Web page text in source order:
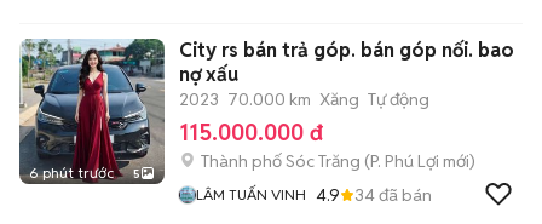
6 phút trước 5
City rs bán trả góp. bán góp nối. bao
nợ xấu
2023 70.000 km Xăng Tự động
115.000.000 đ
Thành phố Sóc Trăng (P. Phú Lợi mới)
LÂM TUẤN VINH 4.9 34đã bán